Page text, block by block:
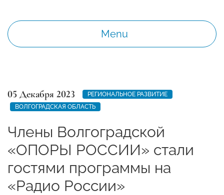
Menu
05 Декабря 2023
РЕГИОНАЛЬНОЕ РАЗВИТИЕ
ВОЛГОГРАДСКАЯ ОБЛАСТЬ
Члены Волгоградской
«ОПОРЫ РОССИИ» стали
гостями программы на
«Радио России»